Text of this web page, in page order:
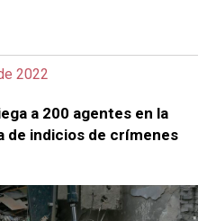
2022
a 200 agentes en la
de indicios de crímenes